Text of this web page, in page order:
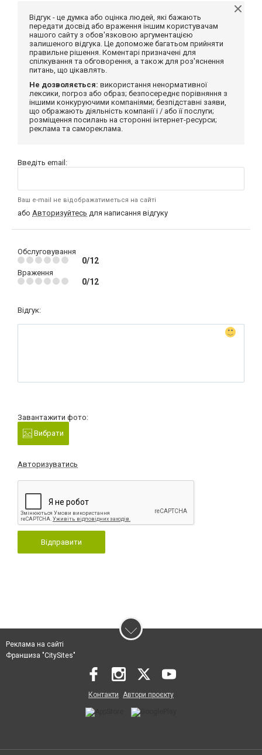
Відгук - це думка або оцінка людей, які бажають
передати досвід або враження іншим користувачам
нашого сайту з обов'язковою аргументацією
залишеного відгука. Це допоможе багатьом прийняти
правильне рішення. Коментарі призначені для
спілкування та обговорення, а також для роз'яснення
питань, що цікавлять.
Не дозволяється: використання ненормативної
лексики, погроз або образ; безпосереднє порівняння з
іншими конкуруючими компаніями; безпідставні заяви,
що ображають діяльність компанії і / або її послуги;
розміщення посилань на сторонні інтернет-ресурси;
реклама та самореклама.
Введіть email:
Ваш e-mail не відображатиметься на сайті
або Авторизуйтесь для написання відгуку
Обслуговування
0/12
Враження
0/12
Відгук:
Завантажити фото:
Вибрати
Авторизуватись
Відправити
Реклама на сайті
Франшиза "CitySites"
Контакти Автори проєкту